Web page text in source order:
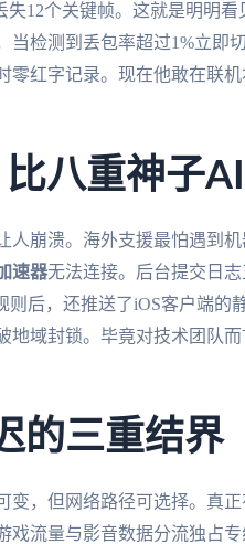
失12个关键帧。这就是明明看
检测到丢包率超过1%立即
红字记录。现在他敢在联
八重神子
崩溃。海外支援最怕遇到机
速器无法连接。后台提交日
后，还推送了iOS客户端的
地域封锁。毕竟对技术团队
的三重结界
变，但网络路径可选择。真
戏流量与影音数据分流独占